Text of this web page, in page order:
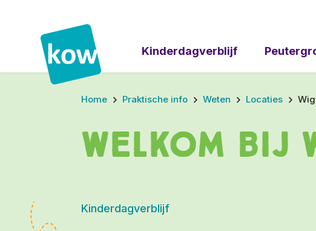
Kinderdagverblijf
Home Praktische info Weten Locaties
Welkom bij
Kinderdagverblijf